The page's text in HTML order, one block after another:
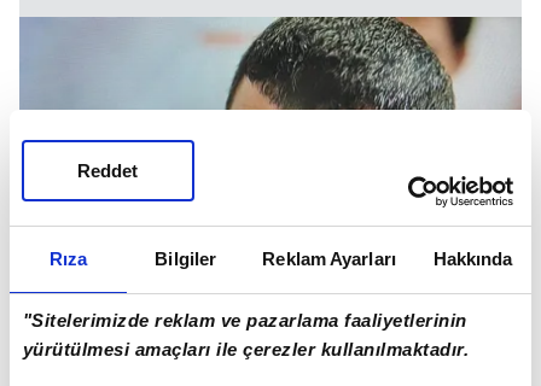
Rıza Bilgiler Reklam Ayarları Hakkında
"Sitelerimizde reklam ve pazarlama faaliyetlerinin
yürütülmesi amaçları ile çerezler kullanılmaktadır.
Reddet